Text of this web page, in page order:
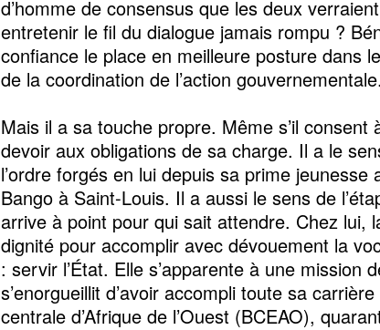
d’homme de consensus que les deux
entretenir le fil du dialogue jamais rompu ?
confiance le place en meilleure posture dans
de la coordination de l’action gouvernementale.
Mais il a sa touche propre. Même s’il consent
devoir aux obligations de sa charge. Il a le
l’ordre forgés en lui depuis sa prime
Bango à Saint-Louis. Il a aussi le sens de
arrive à point pour qui sait attendre. Chez lui,
dignité pour accomplir avec dévouement la
: servir l’État. Elle s’apparente à une mission
s’enorgueillit d’avoir accompli toute sa
centrale d’Afrique de l’Ouest (BCEAO),